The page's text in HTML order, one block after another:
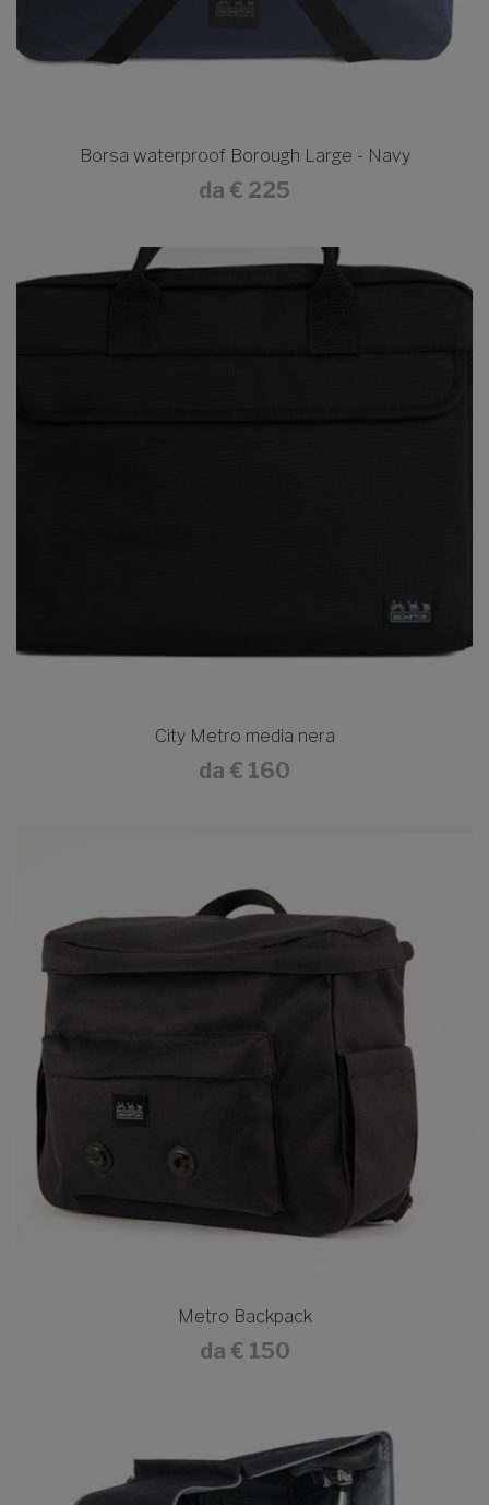
Borsa waterproof Borough Large - Navy
da € 225
City Metro media nera
da € 160
Metro Backpack
da € 150